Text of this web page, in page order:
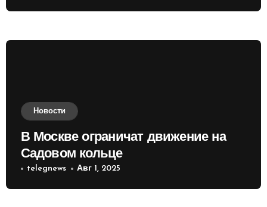
Новости
В Москве ограничат движение на
Садовом кольце
telegnews Авг 1, 2025